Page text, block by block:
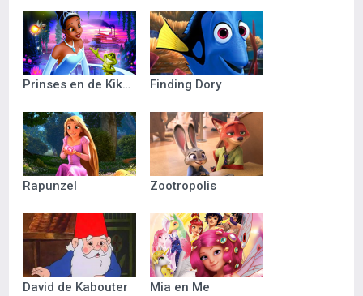
Prinses en de Kikker Finding Dory
Rapunzel Zootropolis
David de Kabouter Mia en Me